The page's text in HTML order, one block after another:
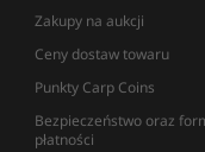
Zakupy na aukcji
Ceny dostaw towaru
Punkty Carp Coins
Bezpieczeństwo oraz
płatności